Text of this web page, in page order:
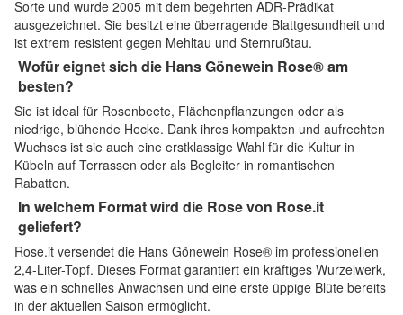
Sorte und wurde 2005 mit dem begehrten ADR-Prädikat
ausgezeichnet. Sie besitzt eine überragende Blattgesundheit und
ist extrem resistent gegen Mehltau und Sternrußtau.
Wofür eignet sich die Hans Gönewein Rose® am
besten?
Sie ist ideal für Rosenbeete, Flächenpflanzungen oder als
niedrige, blühende Hecke. Dank ihres kompakten und aufrechten
Wuchses ist sie auch eine erstklassige Wahl für die Kultur in
Kübeln auf Terrassen oder als Begleiter in romantischen
Rabatten.
In welchem Format wird die Rose von Rose.it
geliefert?
Rose.it versendet die Hans Gönewein Rose® im professionellen
2,4-Liter-Topf. Dieses Format garantiert ein kräftiges Wurzelwerk,
was ein schnelles Anwachsen und eine erste üppige Blüte bereits
in der aktuellen Saison ermöglicht.